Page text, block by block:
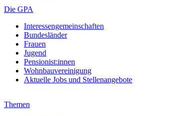
Die GPA
Interessengemeinschaften
Bundesländer
Frauen
Jugend
Pensionist:innen
Wohnbauvereinigung
Aktuelle Jobs und Stellenangebote
Themen